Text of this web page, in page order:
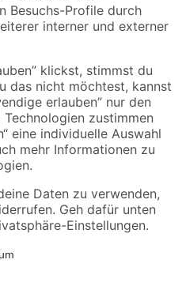
Die dargestellten Angebote sind unter
angegebenen Verfügbarkeiten beziehen
toom Baumarkt. Alle Angebote und
nicht für Artikel mit Speditionsversand, hier